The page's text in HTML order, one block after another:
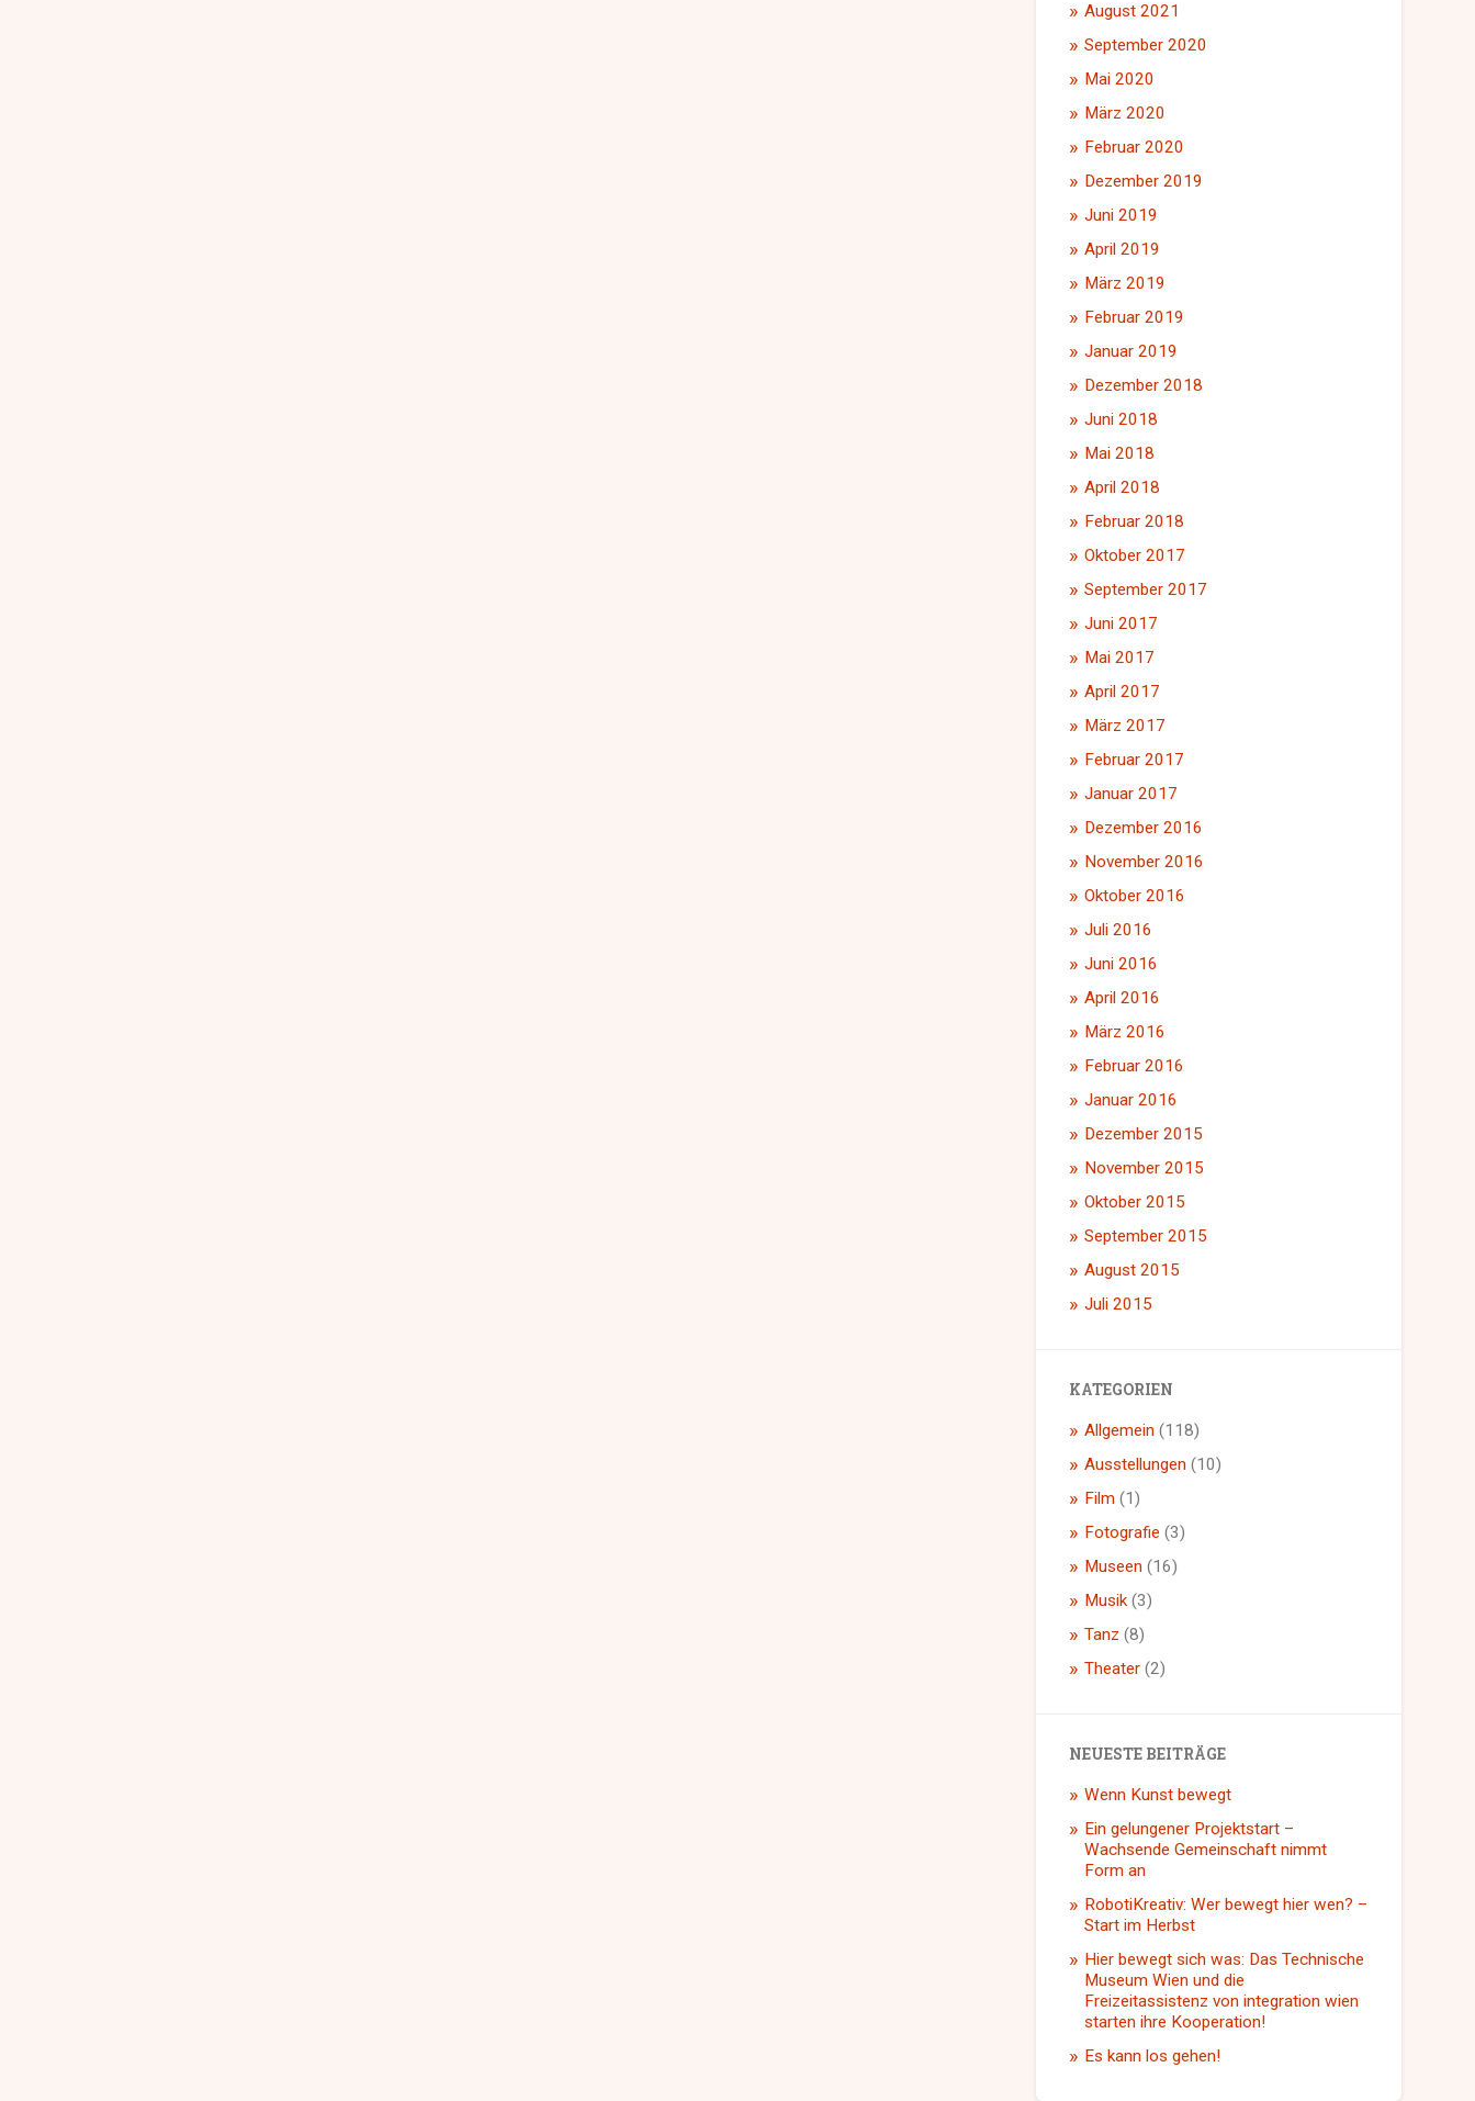
August 2021
September 2020
Mai 2020
März 2020
Februar 2020
Dezember 2019
Juni 2019
April 2019
März 2019
Februar 2019
Januar 2019
Dezember 2018
Juni 2018
Mai 2018
April 2018
Februar 2018
Oktober 2017
September 2017
Juni 2017
Mai 2017
April 2017
März 2017
Februar 2017
Januar 2017
Dezember 2016
November 2016
Oktober 2016
Juli 2016
Juni 2016
April 2016
März 2016
Februar 2016
Januar 2016
Dezember 2015
November 2015
Oktober 2015
September 2015
August 2015
Juli 2015
KATEGORIEN
Allgemein (118)
Ausstellungen (10)
Film (1)
Fotografie (3)
Museen (16)
Musik(3)
Tanz (8)
Theater (2)
NEUESTE BEITRÄGE
Wenn Kunst bewegt
Ein gelungener Projektstart –
Wachsende Gemeinschaft nimmt
Form an
RobotiKreativ: Wer bewegt hier wen? –
Start im Herbst
Hier bewegt sich was: Das Technische
Museum Wien und die
Freizeitassistenz von integration wien
starten ihre Kooperation!
Es kann los gehen!